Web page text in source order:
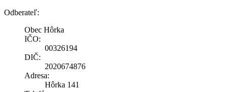
Odberateľ:
Obec Hôrka
IČO:
00326194
DIČ:
2020674876
Adresa:
Hôrka 141